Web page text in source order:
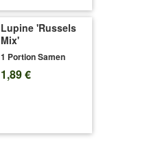
Lupine 'Russels
Mix'
1 Portion Samen
1,89 €